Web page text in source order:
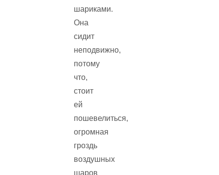
шариками.
Она
сидит
неподвижно,
потому
что,
стоит
ей
пошевелиться,
огромная
гроздь
воздушных
шаров